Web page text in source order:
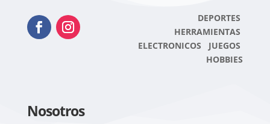
DEPORTES
HERRAMIENTAS
ELECTRONICOS JUEGOS
HOBBIES
Nosotros